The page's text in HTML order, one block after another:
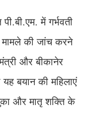
में गर्भवती
मामले की जांच करने
और बीकानेर
बयान की महिलाएं
और मातृ शक्ति के